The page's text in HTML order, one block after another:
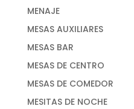
MENAJE
MESAS AUXILIARES
MESAS BAR
MESAS DE CENTRO
MESAS DE COMEDOR
MESITAS DE NOCHE